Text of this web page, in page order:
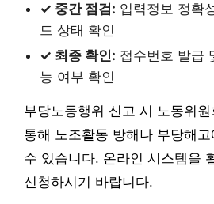
✓ 중간 점검: 입력정보 정확
드 상태 확인
✓ 최종 확인: 접수번호 발급
능 여부 확인
부당노동행위 신고 시 노동위
통해 노조활동 방해나 부당해
수 있습니다. 온라인 시스템을
신청하시기 바랍니다.